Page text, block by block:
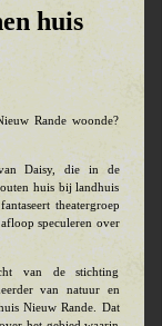
huis
Rande woonde?
Daisy, die in de
huis bij landhuis
theatergroep
speculeren over
van de stichting
van natuur en
Nieuw Rande. Dat